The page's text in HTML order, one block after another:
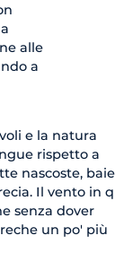
alle
a
e la natura
rispetto a
nascoste, baie
Il vento in
senza dover
un po' più